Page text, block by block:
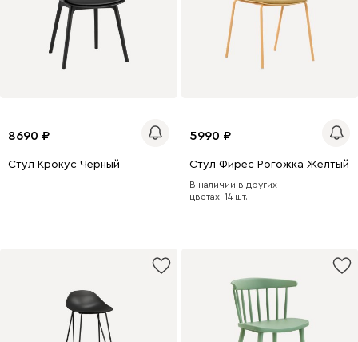
8690
Стул Крокус Черный
5990
Стул Фирес Рогожка Желтый
В наличии в других
цветах: 14 шт.